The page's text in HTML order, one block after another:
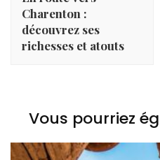
Charenton :
découvrez ses
richesses et atouts
Vous pourriez